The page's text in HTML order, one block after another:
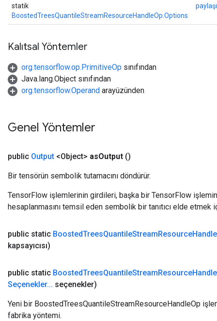
statik
BoostedTreesQuantileStreamResourceHandleOp.Options
Kalıtsal Yöntemler
org.tensorflow.op.PrimitiveOp sınıfından
Java.lang.Object sınıfından
org.tensorflow.Operand arayüzünden
Genel Yöntemler
public Output <Object> asOutput ()
Bir tensörün sembolik tutamacını döndürür.
TensorFlow işlemlerinin girdileri, başka bir TensorFlow
hesaplanmasını temsil eden sembolik bir tanıtıcı elde etmek
public static BoostedTreesQuantileStreamResourceHandle
kapsayıcısı)
public static BoostedTreesQuantileStreamResourceHandle
Seçenekler... seçenekler)
Yeni bir BoostedTreesQuantileStreamResourceHandleOp
fabrika yöntemi.